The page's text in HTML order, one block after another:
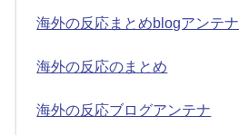
海外の反応まとめblogアンテナ
海外の反応のまとめ
海外の反応ブログアンテナ